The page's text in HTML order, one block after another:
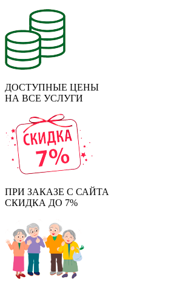
ДОСТУПНЫЕ ЦЕНЫ
НА ВСЕ УСЛУГИ
ПРИ ЗАКАЗЕ С САЙТА
СКИДКА ДО 7%